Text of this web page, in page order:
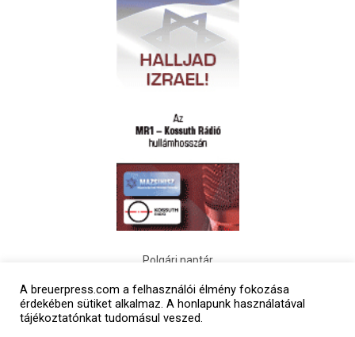
Polgári naptár
A breuerpress.com a felhasználói élmény fokozása
érdekében sütiket alkalmaz. A honlapunk használatával
tájékoztatónkat tudomásul veszed.